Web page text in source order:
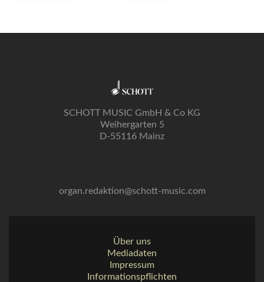
SCHOTT MUSIC GmbH & Co KG
Weihergarten 5
D-55116 Mainz
organ.redaktion@schott-music.com
Über uns
Mediadaten
Impressum
Informationspflichten